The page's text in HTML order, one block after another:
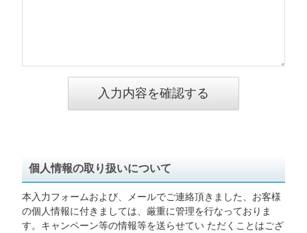
個人情報の取り扱いについて
本入力フォームおよび、メールでご連絡頂きました、お客様
の個人情報に付きましては、厳重に管理を行なっておりま
す。キャンペーン等の情報等を送らせてい ただくことはござ